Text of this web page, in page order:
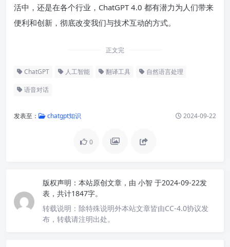
活中，还是在各个行业，ChatGPT 4.0 都有潜力为人们带来
便利和创新，彻底改变我们与技术互动的方式。
正文完
ChatGPT 人工智能 翻译工具 自然语言处理
语音对话
发表至： chatgpt知识 2024-09-22
0
版权声明： 本站原创文章，由 小智 于2024-09-22发
表，共计1847字。
转载说明： 除特殊说明外本站文章皆由CC-4.0协议发
布，转载请注明出处。